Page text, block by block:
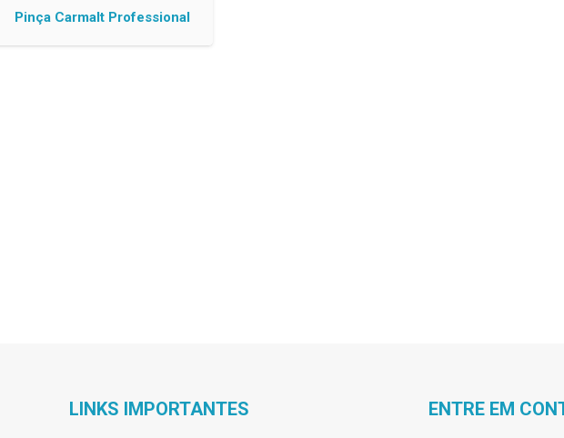
Pinça Carmalt Professional
LINKS IMPORTANTES ENTRE EM